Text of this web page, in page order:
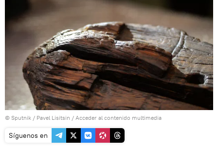
© Sputnik / Pavel Lisitsin / Acceder al contenido multimedia
Síguenos en